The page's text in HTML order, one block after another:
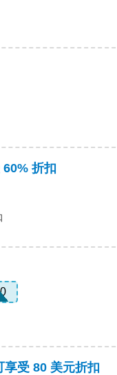
折扣
受 80 美元折扣